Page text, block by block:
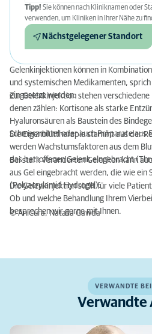
Tipp! Sie können nach Kliniknamen oder
verwenden, um Kliniken in Ihrer Nähe zu
Nächstgelegener Standort
Gelenkinjektionen können in
und systemischen Medikamenten,
eingesetzt werden.
Zur Gelenkinjektion stehen
denen zählen: Kortisone als starke
Hyaluronsäuren als Baustein des
Schmerzmittel oder auch Präparate aus
Die Eigenbluttherapie stammt aus der
werden Wachstumsfaktoren aus dem
das betroffenen Gelenk eingebracht
Bei stark veränderten Gelenken kann
aus Gel eingebracht werden, die wie
(Polyacrylamid Hydrogel).
Die Gelenkinjektion stellt für viele
Ob und welche Behandlung Ihrem
besprechen wir gerne mit Ihnen.
© AniCura, Natalia Gawda
VERWANDTE
Verwandte